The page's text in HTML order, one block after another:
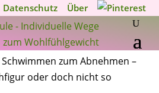
Datenschutz Über
Schwimmen zum Abnehmen –
oder doch nicht so